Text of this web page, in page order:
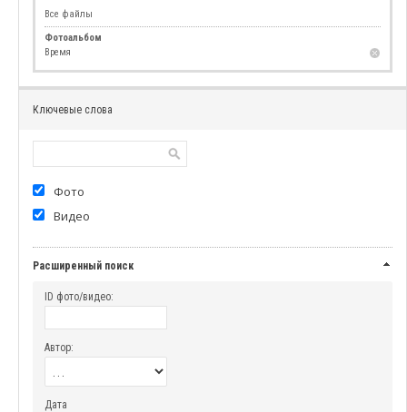
Все файлы
Фотоальбом
Время
Ключевые слова
Фото
Видео
Расширенный поиск
ID фото/видео:
Автор:
Дата